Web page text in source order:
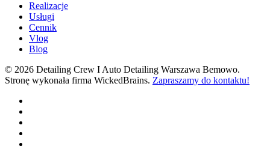
Realizacje
Usługi
Cennik
Vlog
Blog
© 2026 Detailing Crew I Auto Detailing Warszawa Bemowo.
Stronę wykonała firma WickedBrains. Zapraszamy do kontaktu!